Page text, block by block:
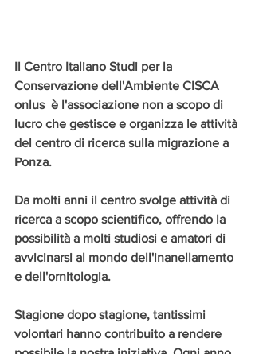
Il Centro Italiano Studi per la
Conservazione dell'Ambiente CISCA
onlus  è l'associazione non a scopo di
lucro che gestisce e organizza le attività
del centro di ricerca sulla migrazione a
Ponza.
Da molti anni il centro svolge attività di
ricerca a scopo scientifico, offrendo la
possibilità a molti studiosi e amatori di
avvicinarsi al mondo dell'inanellamento
e dell'ornitologia.
Stagione dopo stagione, tantissimi
volontari hanno contribuito a rendere